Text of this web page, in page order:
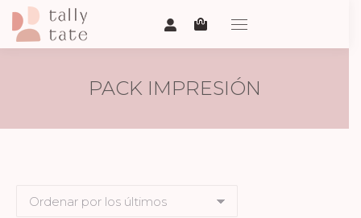
PACK IMPRESIÓN